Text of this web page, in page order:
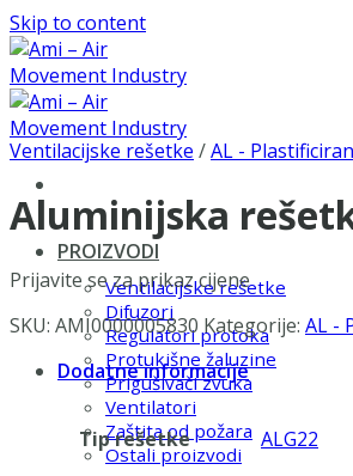
Skip to content
PROIZVODI
Ventilacijske rešetke
Difuzori
Regulatori protoka
Protukišne žaluzine
Prigušivači zvuka
Ventilatori
Zaštita od požara
Ostali proizvodi
Ventilacijske rešetke /AL -
Aluminijska
Prijavite se za prikaz cijene
SKU: AMI0000005830 Kategorije: AL -
Dodatne informacije
Tip rešetke ALG22